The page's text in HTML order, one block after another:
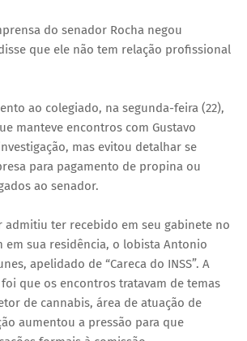
do senador Rocha negou
que ele não tem relação profissional
ao colegiado, na segunda-feira (22),
manteve encontros com Gustavo
mas evitou detalhar se
para pagamento de propina ou
ao senador.
admitiu ter recebido em seu gabinete no
em sua residência, o lobista Antonio
apelidado de “Careca do INSS”. A
que os encontros tratavam de temas
de cannabis, área de atuação de
aumentou a pressão para que